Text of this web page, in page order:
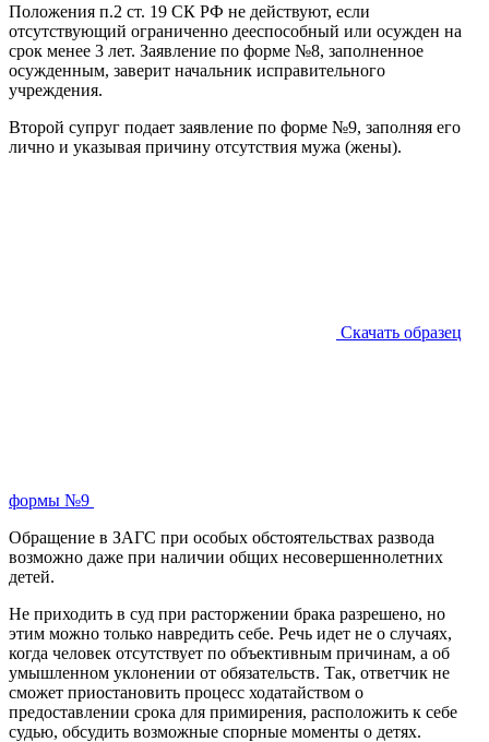
Положения п.2 ст. 19 СК РФ не действуют, если
отсутствующий ограниченно дееспособный или осужден на
срок менее 3 лет. Заявление по форме №8, заполненное
осужденным, заверит начальник исправительного
учреждения.
Второй супруг подает заявление по форме №9, заполняя его
лично и указывая причину отсутствия мужа (жены).
Скачать образец
формы №9
Обращение в ЗАГС при особых обстоятельствах развода
возможно даже при наличии общих несовершеннолетних
детей.
Не приходить в суд при расторжении брака разрешено, но
этим можно только навредить себе. Речь идет не о случаях,
когда человек отсутствует по объективным причинам, а об
умышленном уклонении от обязательств. Так, ответчик не
сможет приостановить процесс ходатайством о
предоставлении срока для примирения, расположить к себе
судью, обсудить возможные спорные моменты о детях.